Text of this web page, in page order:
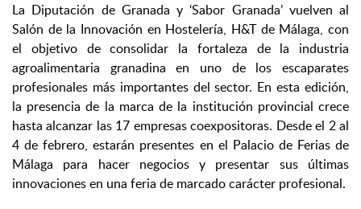
La Diputación de Granada y ‘Sabor Granada’ vuelven al
Salón de la Innovación en Hostelería, H&T de Málaga, con
el objetivo de consolidar la fortaleza de la industria
agroalimentaria granadina en uno de los escaparates
profesionales más importantes del sector. En esta edición,
la presencia de la marca de la institución provincial crece
hasta alcanzar las 17 empresas coexpositoras. Desde el 2 al
4 de febrero, estarán presentes en el Palacio de Ferias de
Málaga para hacer negocios y presentar sus últimas
innovaciones en una feria de marcado carácter profesional.